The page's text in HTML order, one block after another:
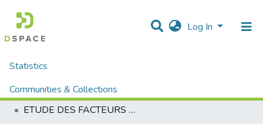
Log In
Statistics
Communities & Collections
All of DSpace
Home
Sciences Vétérinaire (Système classique)
ETUDE DES FACTEURS DE RISQUE DES ENDOMETRITES, LES METHODES DE DIAGNOSTIC ET DE TRAITEMENT CHEZ LA VACHE LAITIERE.